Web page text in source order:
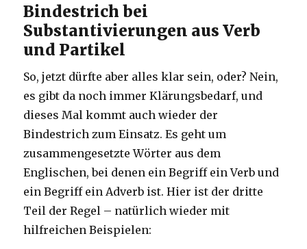
Bindestrich bei
Substantivierungen aus Verb
und Partikel
So, jetzt dürfte aber alles klar sein, oder? Nein,
es gibt da noch immer Klärungsbedarf, und
dieses Mal kommt auch wieder der
Bindestrich zum Einsatz. Es geht um
zusammengesetzte Wörter aus dem
Englischen, bei denen ein Begriff ein Verb und
ein Begriff ein Adverb ist. Hier ist der dritte
Teil der Regel – natürlich wieder mit
hilfreichen Beispielen: